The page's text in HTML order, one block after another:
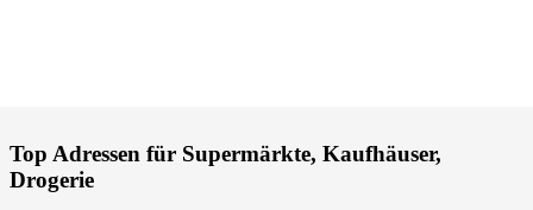
Top Adressen für Supermärkte, Kaufhäuser,
Drogerie